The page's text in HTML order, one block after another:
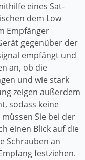
eines Sat-
dem Low
Empfänger
gegenüber der
empfängt und
an, ob die
und wie stark
zeigen außerdem
sodass keine
Sie bei der
einen Blick auf die
Schrauben an
festziehen.